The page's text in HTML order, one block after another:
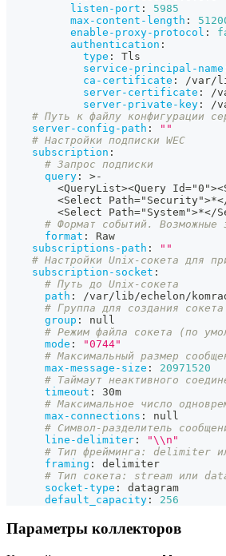
listen-port :
5985
max-content-length :
enable-proxy-protocol :
authentication :
type :
Tls
service-principal-name
ca-certificate :
/var/
server-certificate :
/
server-private-key : /
# Путь к файлу конфигурации
server-config-path :
""
# Настройки подписки WEC
subscription :
# Запрос подписки
query : >-
        <QueryList
><Query Id="0">
        <Select Path="Security"
>
        <Select Path="System"
>*</
# Формат событий.
format :
Raw
subscriptions-path :
""
# Настройки Unix-сокета для
subscription-socket :
# Путь до Unix-сокета
path : /var/lib/echelon/
# Группа для создания сокета
group :
null
# Режим файла сокета (по
mode :
"0744"
# Максимальный размер
max-message-size :
20971520
# Таймаут неактивного
timeout :
30m
# Максимальное число
max-connections :
null
# Символ-разделитель
line-delimiter :
"\\n"
# Тип фрейминга: delimiter
framing :
delimiter
# Тип сокета: stream или
socket-type :
datagram
default_capacity : 256
Параметры коллекторов